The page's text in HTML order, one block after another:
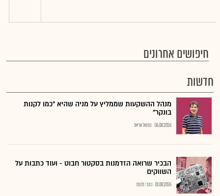
חיפושים אחרונים
חדשות
מנהל ההשקעות שממליץ על מניה שהיא "כמו לקנות
בונקר"
04.08.2026 נתנאל אריאל
הבכיר שרואה הזדמנות בסקטור חבוט - ועוד כתבות על
השווקים
01.08.2026 כתבי גלובס